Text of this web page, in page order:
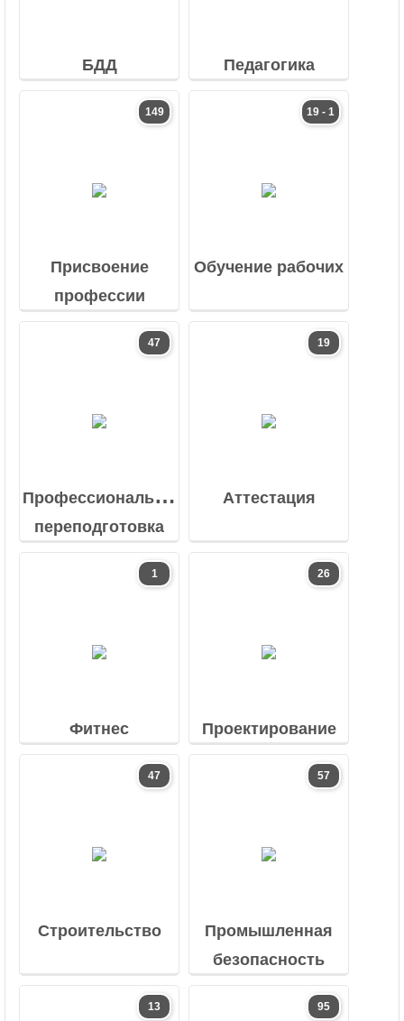
БДД Педагогика
149
Присвоение
профессии
19 - 1
Обучение рабочих
47
Профессиональная
переподготовка
19
Аттестация
1
Фитнес
26
Проектирование
47
Строительство
57
Промышленная
безопасность
13 95